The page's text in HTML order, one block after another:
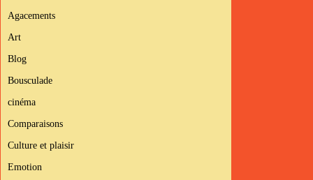
Agacements
Art
Blog
Bousculade
cinéma
Comparaisons
Culture et plaisir
Emotion